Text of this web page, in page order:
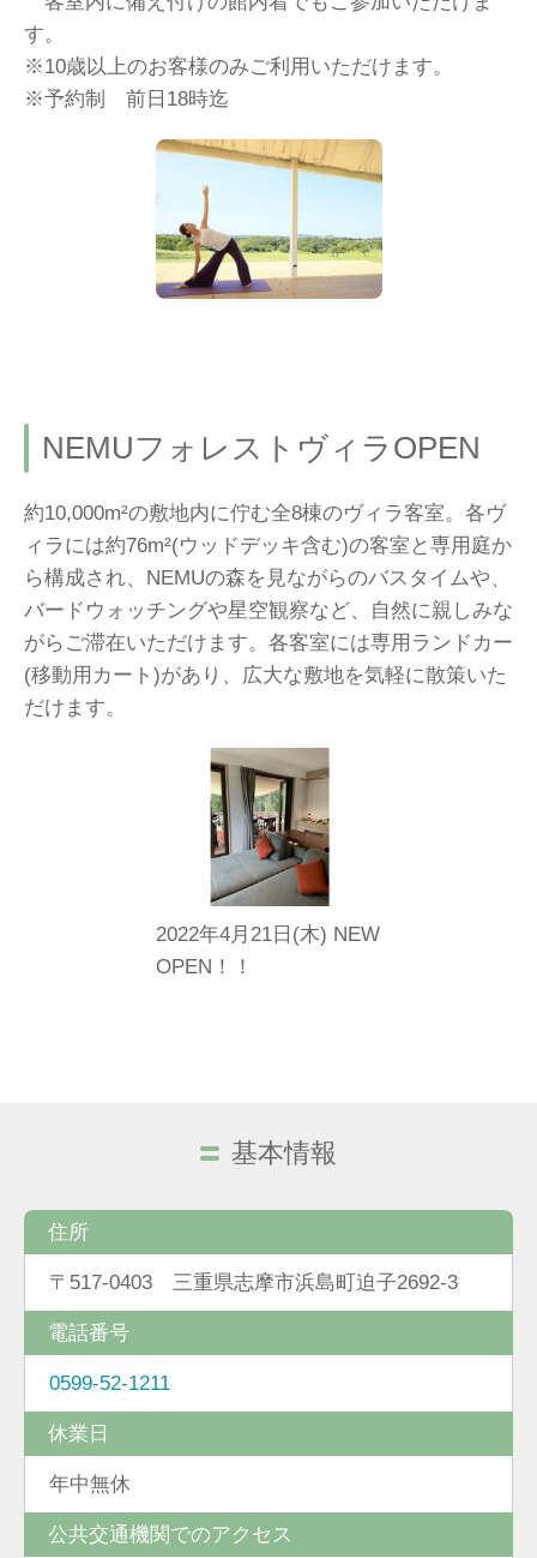
す。
※10歳以上のお客様のみご利用いただけます。
※予約制 前日18時迄
NEMUフォレストヴィラOPEN
約10,000m²の敷地内に佇む全8棟のヴィラ客室。各ヴ
ィラには約76m²(ウッドデッキ含む)の客室と専用庭か
ら構成され、NEMUの森を見ながらのバスタイムや、
バードウォッチングや星空観察など、自然に親しみな
がらご滞在いただけます。各客室には専用ランドカー
(移動用カート)があり、広大な敷地を気軽に散策いた
だけます。
2022年4月21日(木) NEW
OPEN！！
基本情報
住所
〒517-0403 三重県志摩市浜島町迫子2692-3
電話番号
0599-52-1211
休業日
年中無休
公共交通機関でのアクセス